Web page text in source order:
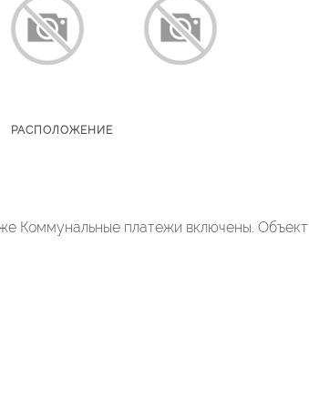
РАСПОЛОЖЕНИЕ
Коммунальные платежи включены. Объект